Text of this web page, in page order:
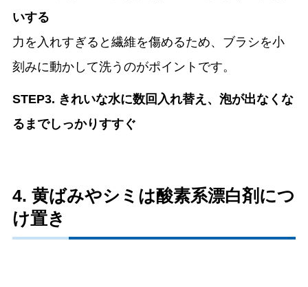
いする
力を入れすぎると繊維を傷めるため、ブラシを小
刻みに動かして洗うのがポイントです。
STEP3. きれいな水に数回入れ替え、泡が出なくな
るまでしっかりすすぐ
4. 黄ばみやシミは酸素系漂白剤につ
け置き